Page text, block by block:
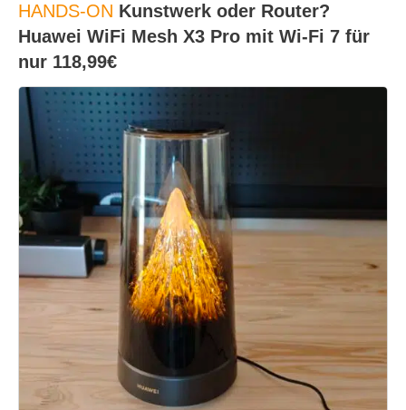
HANDS-ON Kunstwerk oder Router?
Huawei WiFi Mesh X3 Pro mit Wi-Fi 7 für
nur 118,99€